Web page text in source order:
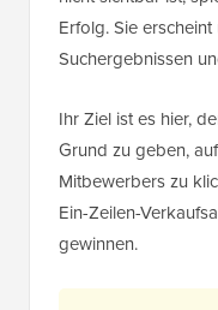
Erfolg. Sie
Suchergebnissen
Ihr Ziel ist es hier,
Grund zu geben,
Mitbewerbers zu
Ein-Zeilen-
gewinnen.